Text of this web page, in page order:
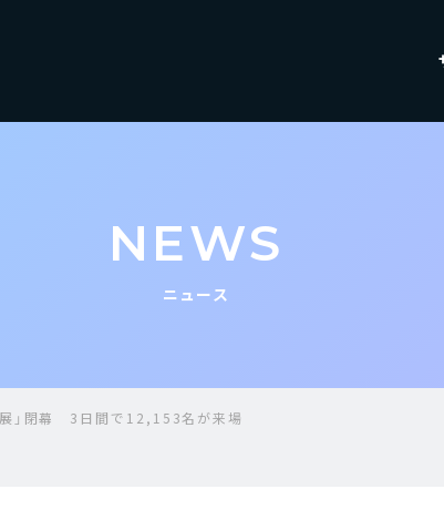
NEWS
ニュース
展」閉幕 3日間で12,153名が来場